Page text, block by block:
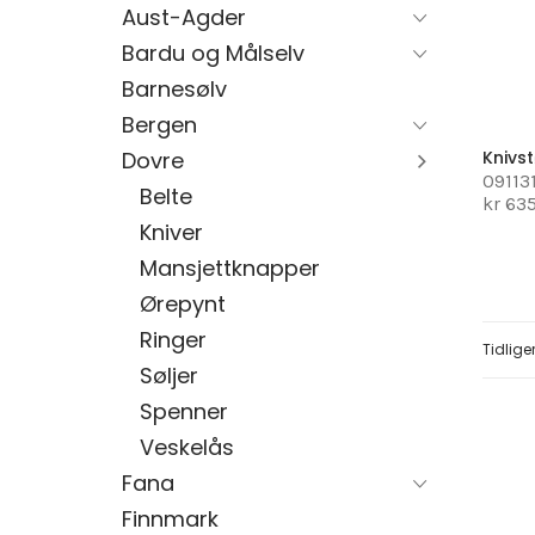
Aust-Agder
Bardu og Målselv
Barnesølv
Bergen
Dovre
Belte
Kniver
Mansjettknapper
Ørepynt
Ringer
Søljer
Spenner
Veskelås
Fana
Finnmark
091131
kr
Page